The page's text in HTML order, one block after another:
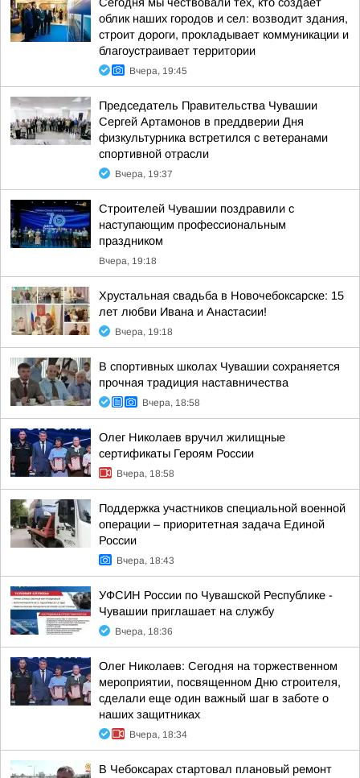
облик наших городов и сел: возводит здания,
строит дороги, прокладывает коммуникации и
благоустраивает территории
Вчера, 19:45
Председатель Правительства Чувашии
Сергей Артамонов в преддверии Дня
физкультурника встретился с ветеранами
спортивной отрасли
Вчера, 19:37
Строителей Чувашии поздравили с
наступающим профессиональным
праздником
Вчера, 19:18
Хрустальная свадьба в Новочебоксарске: 15
лет любви Ивана и Анастасии!
Вчера, 19:18
В спортивных школах Чувашии сохраняется
прочная традиция наставничества
Вчера, 18:58
Олег Николаев вручил жилищные
сертификаты Героям России
Вчера, 18:58
Поддержка участников специальной военной
операции – приоритетная задача Единой
России
Вчера, 18:43
УФСИН России по Чувашской Республике -
Чувашии приглашает на службу
Вчера, 18:36
Олег Николаев: Сегодня на торжественном
мероприятии, посвященном Дню строителя,
сделали еще один важный шаг в заботе о
наших защитниках
Вчера, 18:34
В Чебоксарах стартовал плановый ремонт